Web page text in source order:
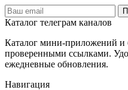
Каталог телеграм каналов
Каталог мини-приложений и
проверенными ссылками.
ежедневные обновления.
Навигация